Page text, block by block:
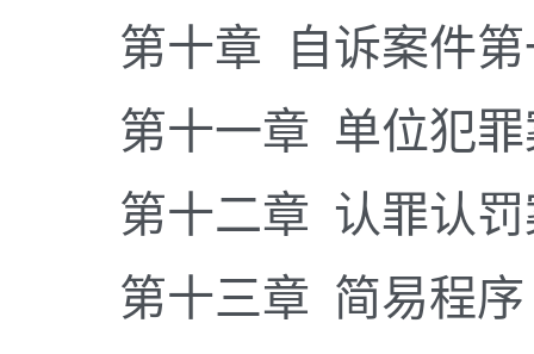
第十章 自诉案件第
第十一章 单位犯罪
第十二章 认罪认罚
第十三章 简易程序